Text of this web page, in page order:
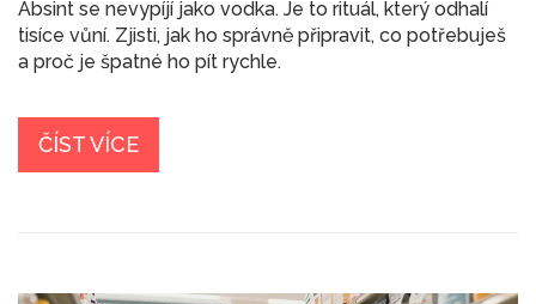
Absint se nevypíjí jako vodka. Je to rituál, který odhalí
tisíce vůní. Zjisti, jak ho správně připravit, co potřebuješ
a proč je špatné ho pít rychle.
ČÍST VÍCE